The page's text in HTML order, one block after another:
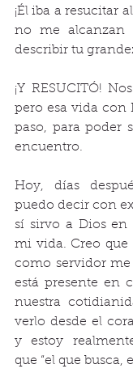
¡Él iba a resucitar
no me alcanzan
describir tu
¡Y RESUCITÓ!
pero esa vida con
paso, para poder
encuentro.
Hoy, días
puedo decir con
sí sirvo a Dios en
mi vida. Creo
como servidor
está presente en
nuestra
verlo desde el
y estoy
que “el que busca,